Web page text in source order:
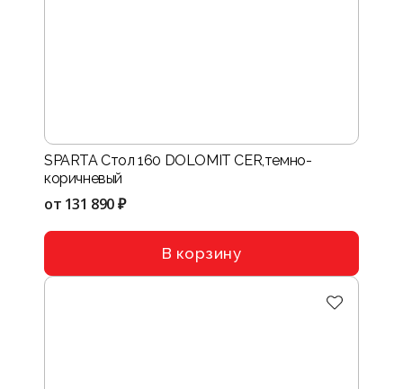
SPARTA Стол 160 DOLOMIT CER,темно-
коричневый
от 131 890 ₽
В корзину